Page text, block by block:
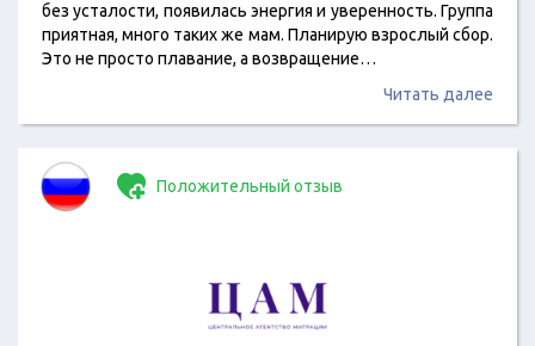
без усталости, появилась энергия и уверенность. Группа
приятная, много таких же мам. Планирую взрослый сбор.
Это не просто плавание, а возвращение…
Читать далее
Положительный отзыв